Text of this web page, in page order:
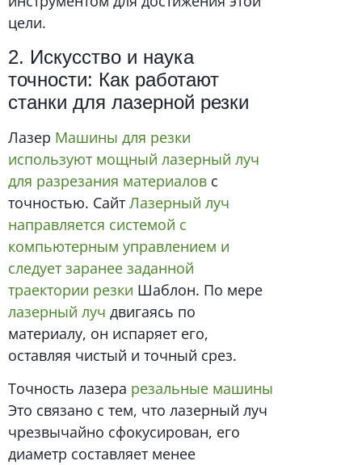
цели.
2. Искусство и наука
точности: Как работают
станки для лазерной резки
Лазер Машины для резки
используют мощный лазерный луч
для разрезания материалов с
точностью. СайтЛазерный луч
направляется системой с
компьютерным управлением и
следует заранее заданной
траектории резки Шаблон. По мере
лазерный луч двигаясь по
материалу, он испаряет его,
оставляя чистый и точный срез.
Точность лазера резальные машины
Это связано с тем, что лазерный луч
чрезвычайно сфокусирован, его
диаметр составляет менее